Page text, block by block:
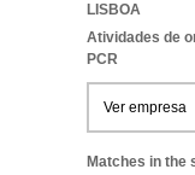
LISBOA
Atividades de
PCR
Ver empresa
Matches in the